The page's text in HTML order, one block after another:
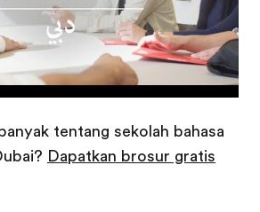
tentang sekolah bahasa
Dapatkan brosur gratis